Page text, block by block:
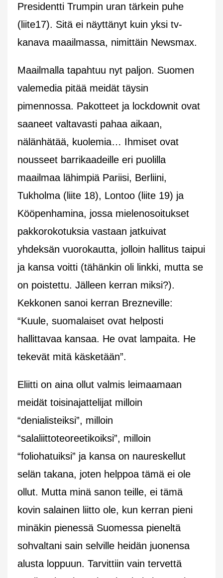
Presidentti Trumpin uran tärkein puhe
(liite17). Sitä ei näyttänyt kuin yksi tv-
kanava maailmassa, nimittäin Newsmax.
Maailmalla tapahtuu nyt paljon. Suomen
valemedia pitää meidät täysin
pimennossa. Pakotteet ja lockdownit ovat
saaneet valtavasti pahaa aikaan,
nälänhätää, kuolemia… Ihmiset ovat
nousseet barrikaadeille eri puolilla
maailmaa lähimpiä Pariisi, Berliini,
Tukholma (liite 18), Lontoo (liite 19) ja
Kööpenhamina, jossa mielenosoitukset
pakkorokotuksia vastaan jatkuivat
yhdeksän vuorokautta, jolloin hallitus taipui
ja kansa voitti (tähänkin oli linkki, mutta se
on poistettu. Jälleen kerran miksi?).
Kekkonen sanoi kerran Brezneville:
“Kuule, suomalaiset ovat helposti
hallittavaa kansaa. He ovat lampaita. He
tekevät mitä käsketään”.
Eliitti on aina ollut valmis leimaamaan
meidät toisinajattelijat milloin
“denialisteiksi”, milloin
“salaliittoteoreetikoiksi”, milloin
“foliohatuiksi” ja kansa on naureskellut
selän takana, joten helppoa tämä ei ole
ollut. Mutta minä sanon teille, ei tämä
kovin salainen liitto ole, kun kerran pieni
minäkin pienessä Suomessa pieneltä
sohvaltani sain selville heidän juonensa
alusta loppuun. Tarvittiin vain tervettä